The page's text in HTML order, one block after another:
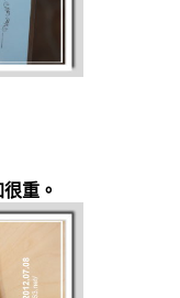
重。